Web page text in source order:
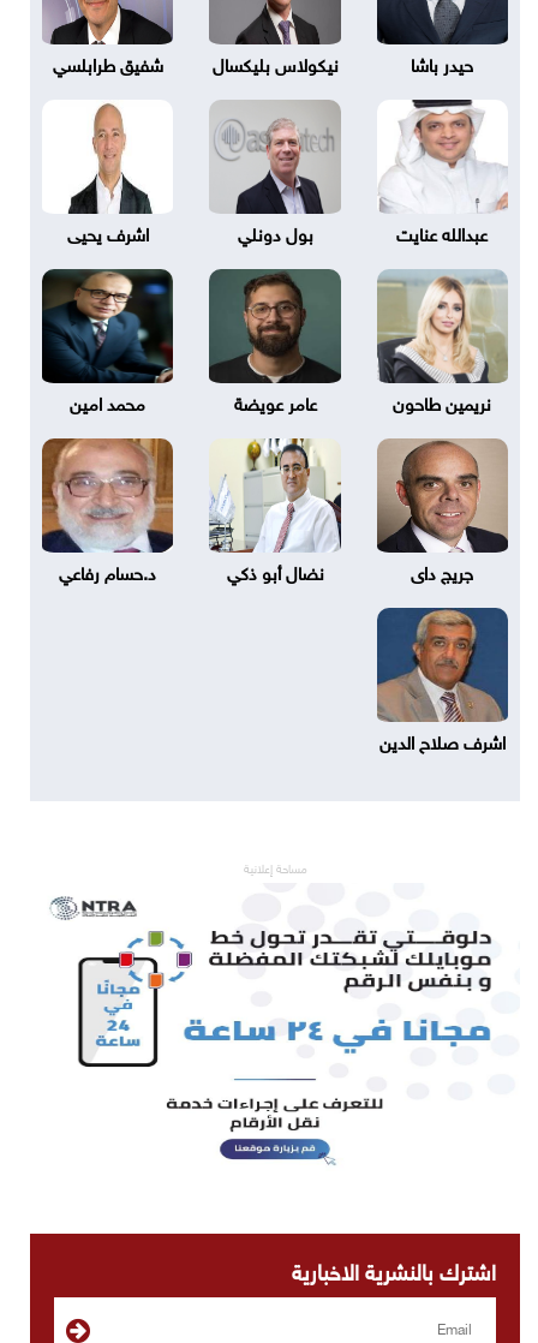
حيدر باشا نيكولاس بليكسال شفيق طرابلسي
عبدالله عنايت بول دونلي اشرف يحيى
نريمين طاحون عامر عويضة محمد امين
جريج داى نضال أبو ذكي د.حسام رفاعي
اشرف صلاح الدين
مساحة إعلانية
اشترك بالنشرية الاخبارية